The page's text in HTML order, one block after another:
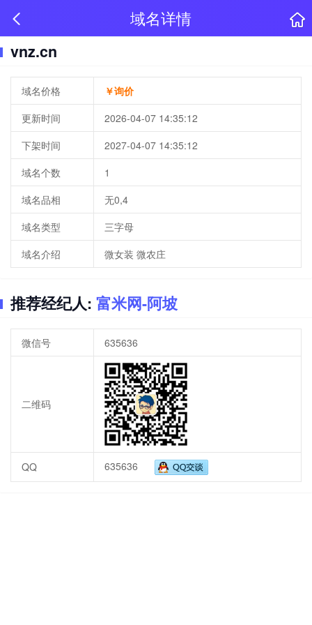
域名详情
vnz.cn
域名价格
￥询价
更新时间
2026-04-07 14:35:12
下架时间
2027-04-07 14:35:12
域名个数
1
域名品相
无0,4
域名类型
三字母
域名介绍
微女装 微农庄
推荐经纪人: 富米网-阿坡
微信号 635636
二维码
QQ 635636